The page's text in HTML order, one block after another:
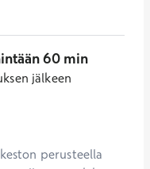
60 min
jälkeen
perusteella